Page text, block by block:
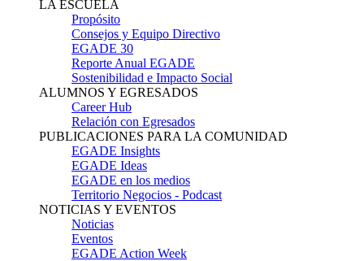
LA ESCUELA
Propósito
Consejos y Equipo Directivo
EGADE 30
Reporte Anual EGADE
Sostenibilidad e Impacto Social
ALUMNOS Y EGRESADOS
Career Hub
Relación con Egresados
PUBLICACIONES PARA LA COMUNIDAD
EGADE Insights
EGADE Ideas
EGADE en los medios
Territorio Negocios - Podcast
NOTICIAS Y EVENTOS
Noticias
Eventos
EGADE Action Week